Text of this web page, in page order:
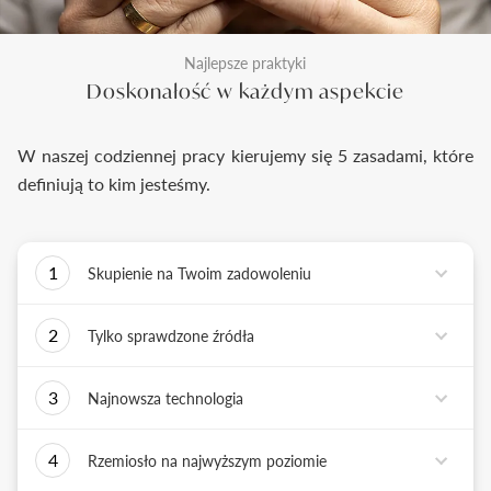
Najlepsze praktyki
Doskonałość w każdym aspekcie
W naszej codziennej pracy kierujemy się 5 zasadami, które
definiują to kim jesteśmy.
1
Skupienie na Twoim zadowoleniu
zadanie - dostarczyć Ci biżuterię i doświadczenie,
2
Tylko sprawdzone źródła
sprawdzonych źródłach pochodzenia i
potwierdzone jest wieloletnią obecnością na rynku.
3
Najnowsza technologia
złotniczego z możliwościami najnowszych
4
Rzemiosło na najwyższym poziomie